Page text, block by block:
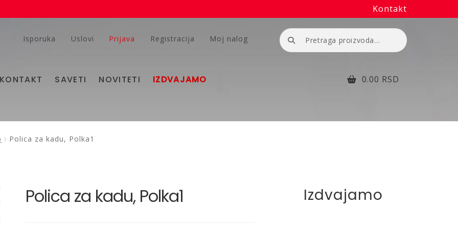
Kontakt
Isporuka Uslovi Prijava Registracija Moj nalog
Pretraga
za:
KONTAKT SAVETI NOVITETI
IZDVAJAMO
0.00 RSD
Polica za kadu, Polka1
Polica za kadu, Polka1 Izdvajamo